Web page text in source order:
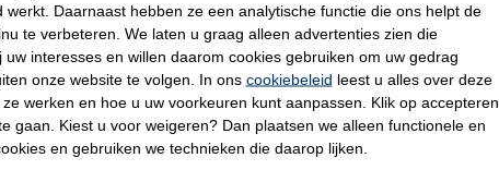
notes gekleurd 76 x 76 mm (4 stuks)
werkt. Daarnaast hebben ze een analytische functie die ons helpt de
te verbeteren. We laten u graag alleen advertenties zien die
uw interesses en willen daarom cookies gebruiken om uw gedrag
onze website te volgen. In ons cookiebeleid leest u alles over deze
werken en hoe u uw voorkeuren kunt aanpassen. Klik op accepteren
gaan. Kiest u voor weigeren? Dan plaatsen we alleen functionele en
en gebruiken we technieken die daarop lijken.